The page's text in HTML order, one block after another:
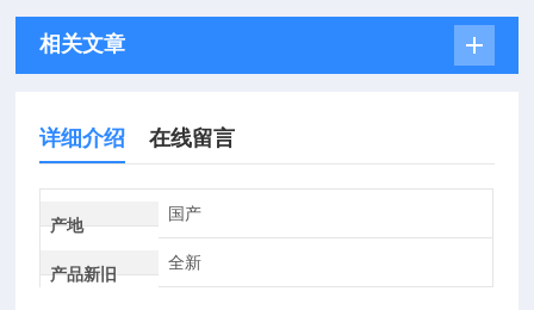
相关文章
详细介绍 在线留言
产地
国产
产品新旧
全新